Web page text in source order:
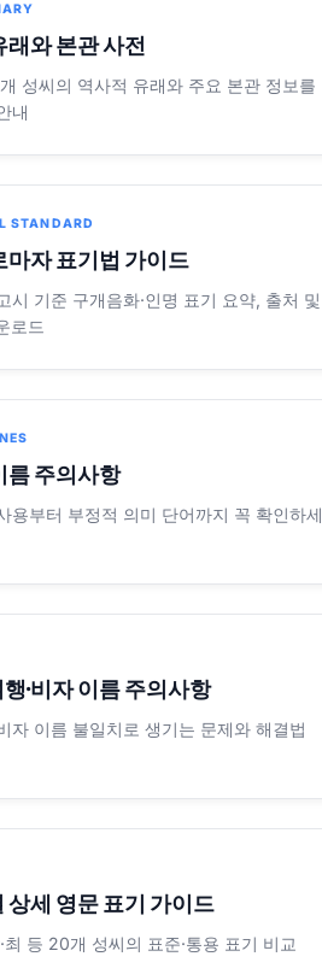
래와 본관 사전
성씨의 역사적 유래와 주요 본관 정보를
내
STANDARD
마자 표기법 가이드
시 기준 구개음화·인명 표기 요약, 출처 및
로드
름 주의사항
용부터 부정적 의미 단어까지 꼭 확인하세
·비자 이름 주의사항
자 이름 불일치로 생기는 문제와 해결법
상세 영문 표기 가이드
·최 등 20개 성씨의 표준·통용 표기 비교